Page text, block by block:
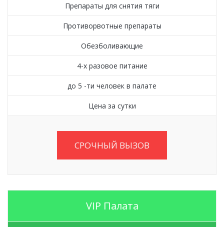
Препараты для снятия тяги
Противорвотные препараты
Обезболивающие
4-х разовое питание
до 5 -ти человек в палате
Цена за сутки
СРОЧНЫЙ ВЫЗОВ
VIP Палата